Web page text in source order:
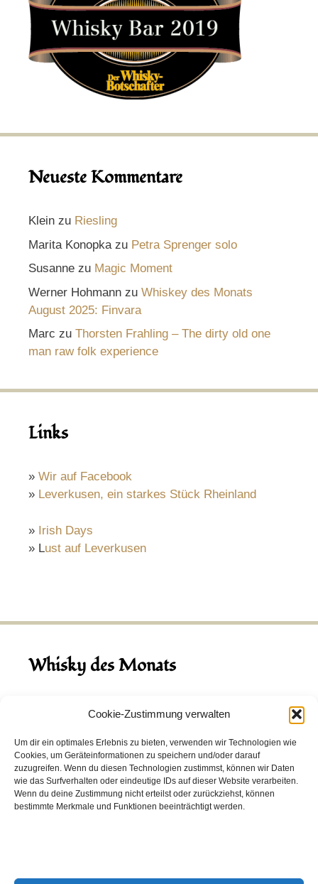
Cookie-Zustimmung verwalten
Um dir ein optimales Erlebnis zu bieten, verwenden wir Technologien wie
Cookies, um Geräteinformationen zu speichern und/oder darauf
zuzugreifen. Wenn du diesen Technologien zustimmst, können wir Daten
wie das Surfverhalten oder eindeutige IDs auf dieser Website verarbeiten.
Wenn du deine Zustimmung nicht erteilst oder zurückziehst, können
bestimmte Merkmale und Funktionen beeinträchtigt werden.
Neueste Kommentare
Klein zu Riesling
Marita Konopka zu Petra Sprenger solo
Susanne zu Magic Moment
Werner Hohmann zu Whiskey des Monats
August 2025: Finvara
Marc zu Thorsten Frahling – The dirty old one
man raw folk experience
Links
» Wir auf Facebook
» Leverkusen, ein starkes Stück Rheinland
» Irish Days
» Lust auf Leverkusen
Whisky des Monats
August 2026
Hinch Double Wood
Destillerie:Hinch(Irland)
Single Malt, 43.0%
Peated: Nein